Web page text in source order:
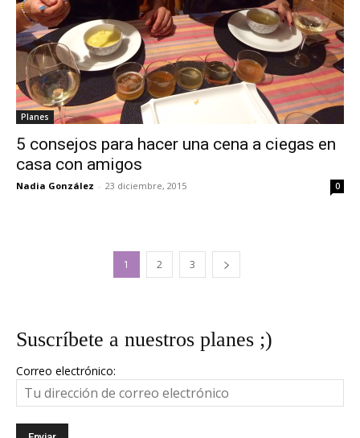
Planes
5 consejos para hacer una cena a ciegas en
casa con amigos
Nadia González - 23 diciembre, 2015 0
1 2 3
Suscríbete a nuestros planes ;)
Correo electrónico: